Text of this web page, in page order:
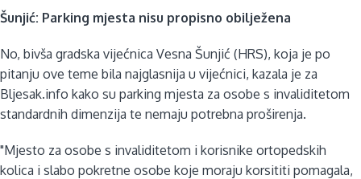
Šunjić: Parking mjesta nisu propisno obilježena
No, bivša gradska vijećnica Vesna Šunjić (HRS), koja je po
pitanju ove teme bila najglasnija u vijećnici, kazala je za
Bljesak.info kako su parking mjesta za osobe s invaliditetom
standardnih dimenzija te nemaju potrebna proširenja.
"Mjesto za osobe s invaliditetom i korisnike ortopedskih
kolica i slabo pokretne osobe koje moraju korsititi pomagala,